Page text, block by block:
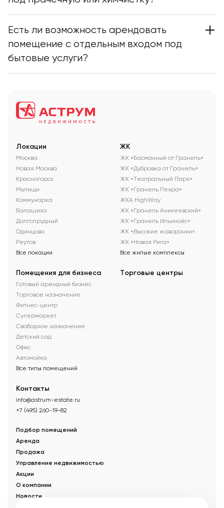
Есть ли возможность арендовать
помещение с отдельным входом под
бытовые услуги?
Локации
Москва
Новая Москва
Красногорск
Мытищи
Коммунарка
Балашиха
Долгопрудный
Одинцово
Реутов
Все локации
ЖК
ЖК «Басманный от Гранель»
ЖК «Дубровка от Гранель»
ЖК «Театральный Парк»
ЖК «Гранель Пехра»
ЖКА HighWay
ЖК «Гранель Аникеевский»
ЖК «Гранель Ильинойс»
ЖК «Высокие жаворонки»
ЖК «Новая Рига»
Все жилые комплексы
Помещения для бизнеса
Готовый арендный бизнес
Торговое назначение
Фитнес-центр
Супермаркет
Свободное назначение
Детский сад
Офис
Автомойка
Все типы помещений
Торговые центры
Контакты
info@astrum-estate.ru
+7 (495) 260-19-82
Подбор помещений
Аренда
Продажа
Управление недвижимостью
Акции
О компании
Новости